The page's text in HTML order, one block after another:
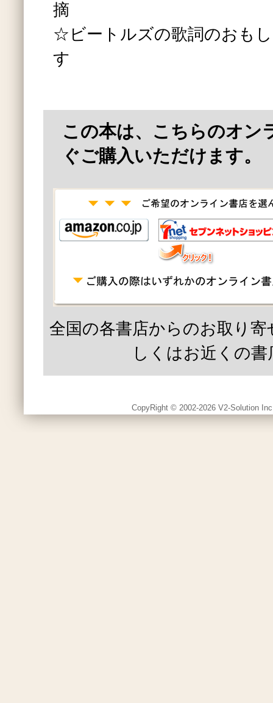
摘
☆ビートルズの歌詞のおも
す
この本は、こちらのオン
ぐご購入いただけます。
全国の各書店からのお取り
しくはお近くの書
CopyRight © 2002-2026 V2-Solution